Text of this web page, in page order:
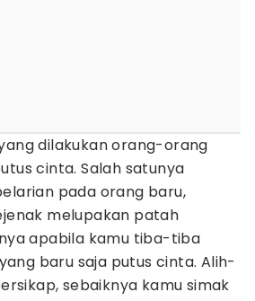
dilakukan orang-orang
cinta. Salah satunya
pada orang baru,
melupakan patah
apabila kamu tiba-tiba
baru saja putus cinta. Alih-
sebaiknya kamu simak